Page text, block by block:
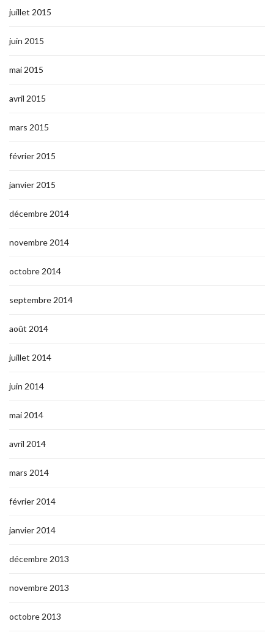
juillet 2015
juin 2015
mai 2015
avril 2015
mars 2015
février 2015
janvier 2015
décembre 2014
novembre 2014
octobre 2014
septembre 2014
août 2014
juillet 2014
juin 2014
mai 2014
avril 2014
mars 2014
février 2014
janvier 2014
décembre 2013
novembre 2013
octobre 2013